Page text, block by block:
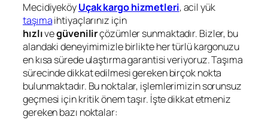
MecidiyeköyUçak kargo hizmetleri, acil yük
taşımaihtiyaçlarınız için
hızlıvegüvenilirçözümler sunmaktadır. Bizler, bu
alandaki deneyimimizle birlikte her türlü kargonuzu
en kısa sürede ulaştırma garantisi veriyoruz. Taşıma
sürecinde dikkat edilmesi gereken birçok nokta
bulunmaktadır. Bu noktalar, işlemlerimizin sorunsuz
geçmesi için kritik önem taşır. İşte dikkat etmeniz
gereken bazı noktalar: